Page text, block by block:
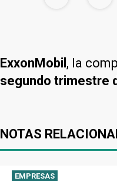
ExxonMobil , la
segundo trimestre
NOTAS
EMPRESAS